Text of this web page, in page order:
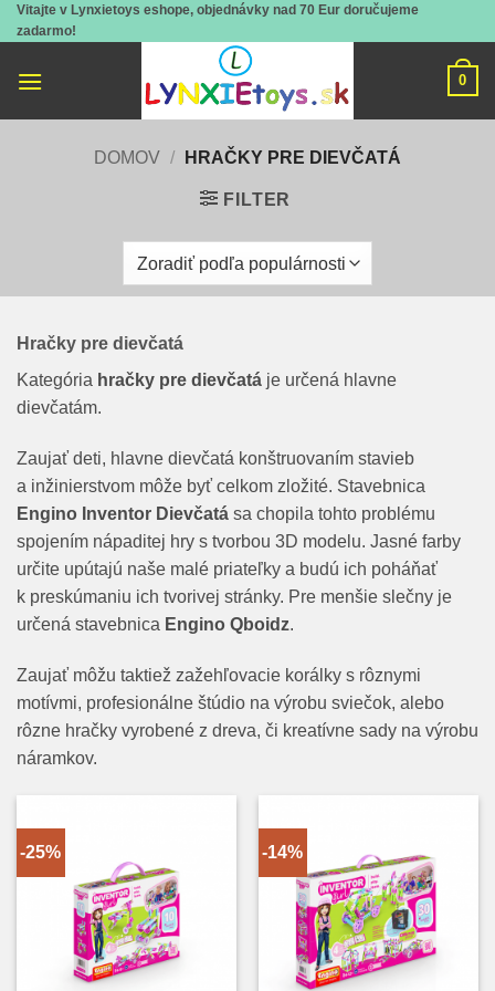
Skip
to
Vitajte v Lynxietoys eshope, objednávky nad 70 Eur doručujeme
zadarmo!
0
DOMOV / HRAČKY PRE DIEVČATÁ
FILTER
Hračky pre dievčatá
Kategória hračky pre dievčatá je určená hlavne
dievčatám.
Zaujať deti, hlavne dievčatá konštruovaním stavieb
a inžinierstvom môže byť celkom zložité. Stavebnica
Engino Inventor Dievčatá sa chopila tohto problému
spojením nápaditej hry s tvorbou 3D modelu. Jasné farby
určite upútajú naše malé priateľky a budú ich poháňať
k preskúmaniu ich tvorivej stránky. Pre menšie slečny je
určená stavebnica Engino Qboidz.
Zaujať môžu taktiež zažehľovacie korálky s rôznymi
motívmi, profesionálne štúdio na výrobu sviečok, alebo
rôzne hračky vyrobené z dreva, či kreatívne sady na výrobu
náramkov.
-25% -14%